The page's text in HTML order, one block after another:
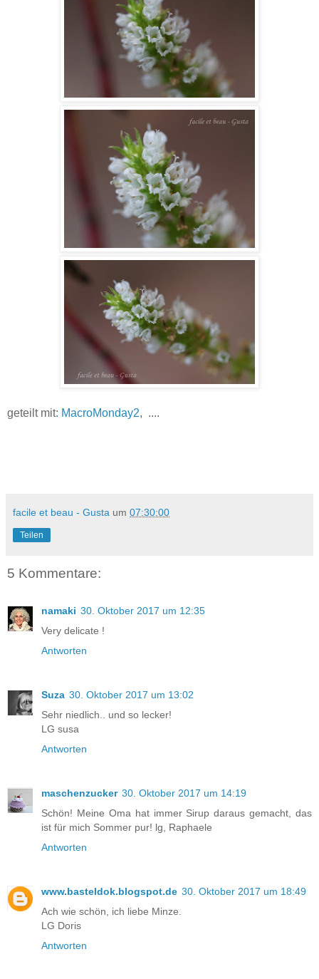
geteilt mit: MacroMonday2, ....
facile et beau - Gusta um 07:30:00
Teilen
5 Kommentare:
namaki 30. Oktober 2017 um 12:35
Very delicate !
Antworten
Suza 30. Oktober 2017 um 13:02
Sehr niedlich.. und so lecker!
LG susa
Antworten
maschenzucker 30. Oktober 2017 um 14:19
Schön! Meine Oma hat immer Sirup daraus gemacht, das
ist für mich Sommer pur! lg, Raphaele
Antworten
www.basteldok.blogspot.de 30. Oktober 2017 um 18:49
Ach wie schön, ich liebe Minze.
LG Doris
Antworten